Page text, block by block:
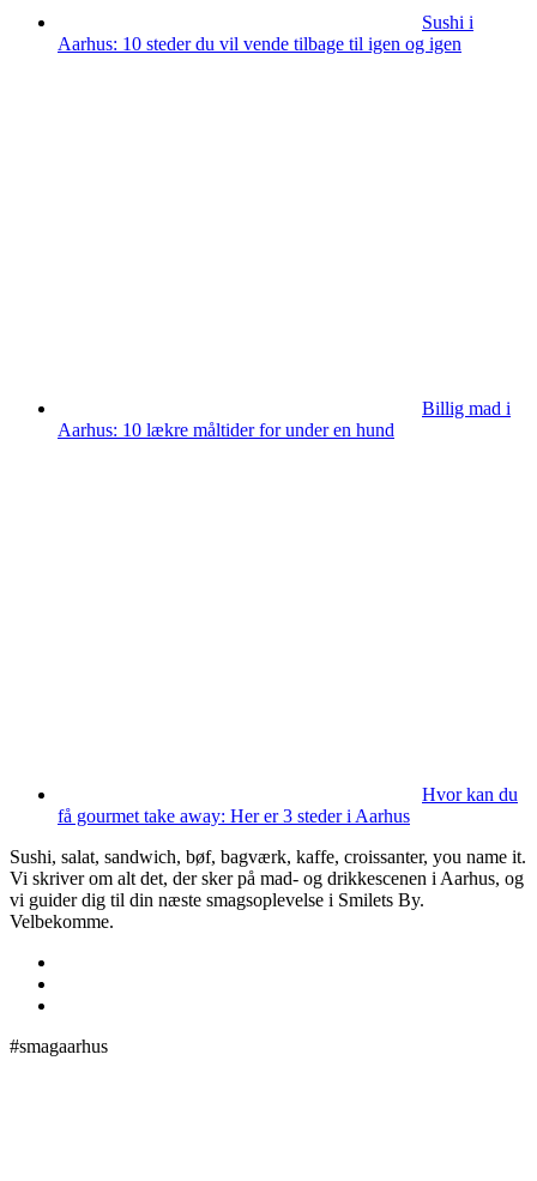
Sushi i
Aarhus: 10 steder du vil vende tilbage til igen og igen
Billig mad i
Aarhus: 10 lækre måltider for under en hund
Hvor kan du
få gourmet take away: Her er 3 steder i Aarhus
Sushi, salat, sandwich, bøf, bagværk, kaffe, croissanter, you name it.
Vi skriver om alt det, der sker på mad- og drikkescenen i Aarhus, og
vi guider dig til din næste smagsoplevelse i Smilets By.
Velbekomme.
#smagaarhus